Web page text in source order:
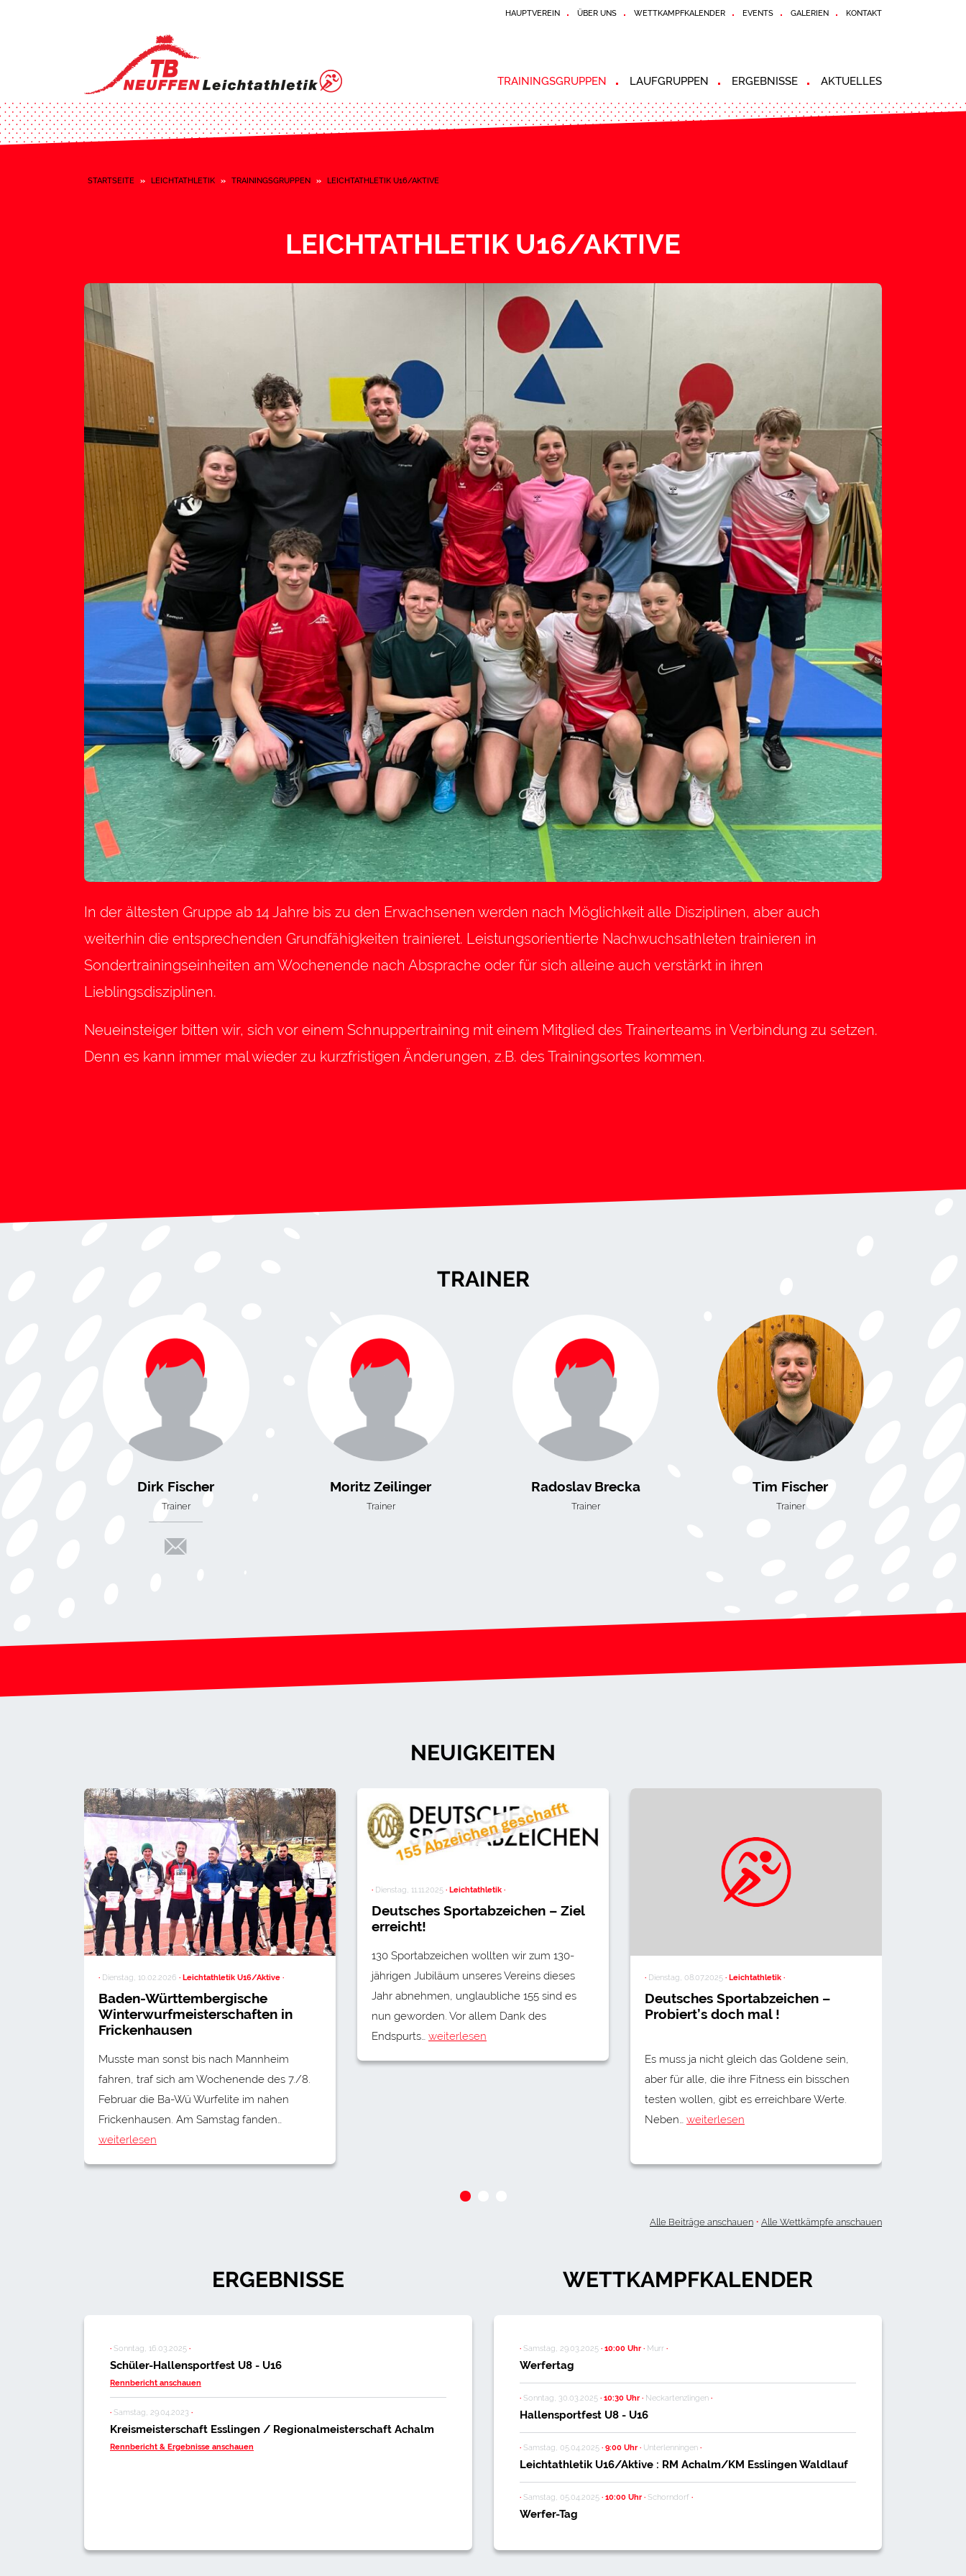
HAUPTVEREIN ÜBER UNS WETTKAMPFKALENDER EVENTS GALERIEN KONTAKT
TRAININGSGRUPPEN LAUFGRUPPEN ERGEBNISSE AKTUELLES
STARTSEITE » LEICHTATHLETIK » TRAININGSGRUPPEN » LEICHTATHLETIK U16/AKTIVE
LEICHTATHLETIK U16/AKTIVE
In der ältesten Gruppe ab 14 Jahre bis zu den Erwachsenen werden nach Möglichkeit alle Disziplinen, aber auch
weiterhin die entsprechenden Grundfähigkeiten trainieret. Leistungsorientierte Nachwuchsathleten trainieren in
Sondertrainingseinheiten am Wochenende nach Absprache oder für sich alleine auch verstärkt in ihren
Lieblingsdisziplinen.
Neueinsteiger bitten wir, sich vor einem Schnuppertraining mit einem Mitglied des Trainerteams in Verbindung zu setzen.
Denn es kann immer mal wieder zu kurzfristigen Änderungen, z.B. des Trainingsortes kommen.
TRAINER
Dirk Fischer
Trainer
Moritz Zeilinger
Trainer
Radoslav Brecka
Trainer
Tim Fischer
Trainer
NEUIGKEITEN
· Dienstag, 10.02.2026 · Leichtathletik U16/Aktive ·
Baden-Württembergische
Winterwurfmeisterschaften in
Frickenhausen
Musste man sonst bis nach Mannheim
fahren, traf sich am Wochenende des 7./8.
Februar die Ba-Wü Wurfelite im nahen
Frickenhausen. Am Samstag fanden…
weiterlesen
· Dienstag, 11.11.2025 · Leichtathletik ·
Deutsches Sportabzeichen – Ziel
erreicht!
130 Sportabzeichen wollten wir zum 130-
jährigen Jubiläum unseres Vereins dieses
Jahr abnehmen, unglaubliche 155 sind es
nun geworden. Vor allem Dank des
Endspurts… weiterlesen
· Dienstag, 08.07.2025 · Leichtathletik ·
Deutsches Sportabzeichen –
Probiert’s doch mal !
Es muss ja nicht gleich das Goldene sein,
aber für alle, die ihre Fitness ein bisschen
testen wollen, gibt es erreichbare Werte.
Neben… weiterlesen
Alle Beiträge anschauen · Alle Wettkämpfe anschauen
ERGEBNISSE
· Sonntag, 16.03.2025 ·
Schüler-Hallensportfest U8 - U16
Rennbericht anschauen
· Samstag, 29.04.2023 ·
Kreismeisterschaft Esslingen / Regionalmeisterschaft Achalm
Rennbericht & Ergebnisse anschauen
WETTKAMPFKALENDER
· Samstag, 29.03.2025 · 10:00 Uhr · Murr ·
Werfertag
· Sonntag, 30.03.2025 · 10:30 Uhr · Neckartenzlingen ·
Hallensportfest U8 - U16
· Samstag, 05.04.2025 · 9:00 Uhr · Unterlenningen ·
Leichtathletik U16/Aktive : RM Achalm/KM Esslingen Waldlauf
· Samstag, 05.04.2025 · 10:00 Uhr · Schorndorf ·
Werfer-Tag